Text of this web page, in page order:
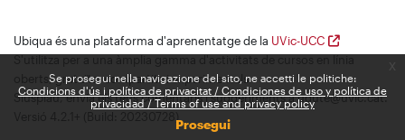
Se prosegui nella navigazione del sito, ne accetti le politiche:
Condicions d'ús i política de privacitat / Condiciones de uso y política de
privacidad / Terms of use and privacy policy
Prosegui
Ubiqua és una plataforma d'aprenentatge de la UVic-UCC
oberts, gratuïts, compartits i experimentals.
Siusplau, envia els teus comentaris i suggeriments a udute@uvic.cat.